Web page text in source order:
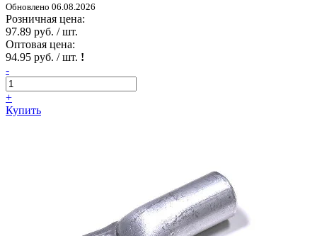
Обновлено 06.08.2026
Розничная цена:
97.89 руб. / шт.
Оптовая цена:
94.95 руб. / шт. !
-
+
Купить